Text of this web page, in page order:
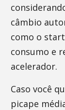
câmbio
como o
consumo e
acelerador.
Caso você
picape